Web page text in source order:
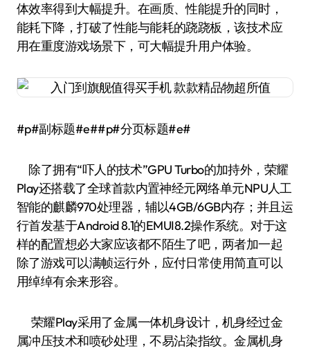
体效率得到大幅提升。在画质、性能提升的同时，
能耗下降，打破了性能与能耗的跷跷板，该技术应
用在重度游戏场景下，可大幅提升用户体验。
#p#副标题#e##p#分页标题#e#
除了拥有“吓人的技术”GPU Turbo的加持外，荣耀
Play还搭载了全球首款内置神经元网络单元NPU人工
智能的麒麟970处理器，辅以4GB/6GB内存；并且运
行首发基于Android 8.1的EMUI8.2操作系统。对于这
样的配置想必大家应该都不陌生了吧，两者加一起
除了游戏可以满帧运行外，应付日常使用简直可以
用绰绰有余来形容。
荣耀Play采用了金属一体机身设计，机身经过金
属冲压技术和喷砂处理，不易沾染指纹。金属机身